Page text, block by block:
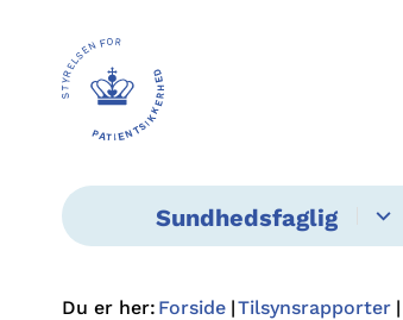
Sundhedsfaglig
Du er her: Forside Tilsynsrapporter